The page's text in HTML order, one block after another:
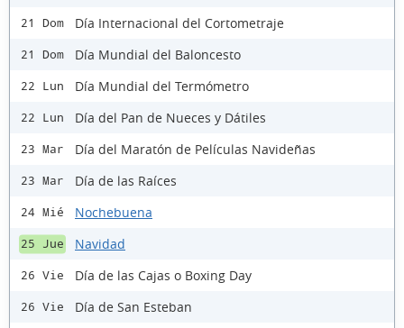
21 Dom Día Internacional del Cortometraje
21 Dom Día Mundial del Baloncesto
22 Lun Día Mundial del Termómetro
22 Lun Día del Pan de Nueces y Dátiles
23 Mar Día del Maratón de Películas Navideñas
23 Mar Día de las Raíces
24 Mié Nochebuena
25 Jue Navidad
26 Vie Día de las Cajas o Boxing Day
26 Vie Día de San Esteban